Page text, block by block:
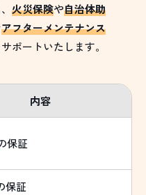
火災保険や自治体助
アフターメンテナンス
ポートいたします。
内容
保証
保証